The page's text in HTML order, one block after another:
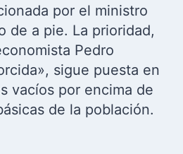
por el ministro
de a pie. La prioridad,
Pedro
sigue puesta en
vacíos por encima de
de la población.